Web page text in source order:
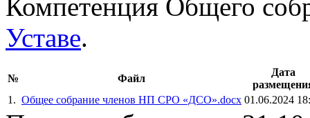
Компетенция Общего
Уставе.
№ Файл
Дата
1. Общее собрание членов НП СРО «ДСО».docx 01.06.2024